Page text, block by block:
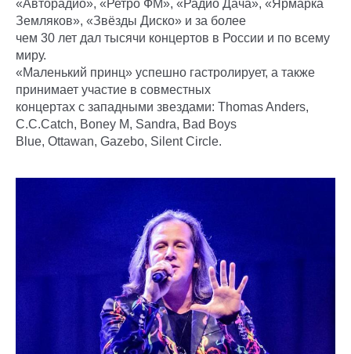
«Авторадио», «Ретро ФМ», «Радио Дача», «Ярмарка
Земляков», «Звёзды Диско» и за более
чем 30 лет дал тысячи концертов в России и по всему
миру.
«Маленький принц» успешно гастролирует, а также
принимает участие в совместных
концертах с западными звездами: Thomas Anders,
C.C.Catch, Boney M, Sandra, Bad Boys
Blue, Ottawan, Gazebo, Silent Circle.